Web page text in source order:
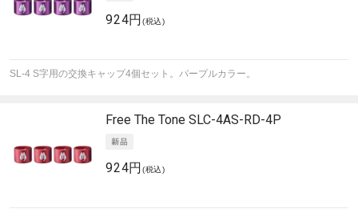
924円(税込)
SL-4 S字用の交換キャップ4個セット。パープルカラー。
Free The Tone SLC-4AS-RD-4P
924円(税込)